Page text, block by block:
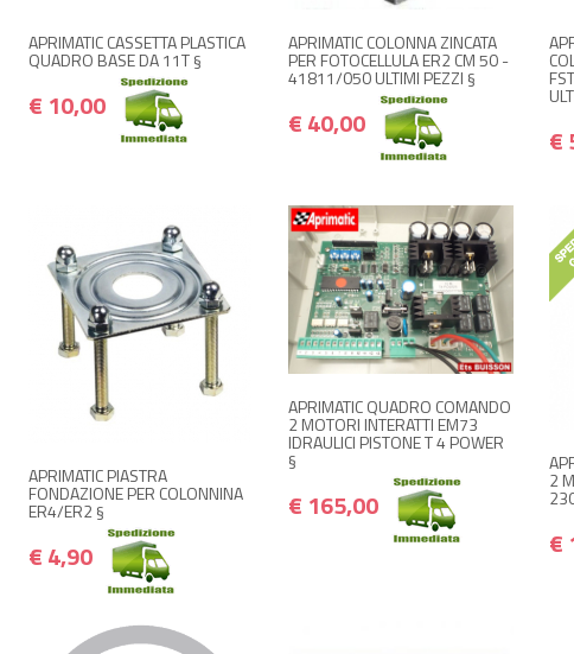
APRIMATIC CASSETTA PLASTICA
QUADRO BASE DA 11T §
€ 10,00
APRIMATIC COLONNA ZINCATA
PER FOTOCELLULA ER2 CM 50 -
41811/050 ULTIMI PEZZI §
€ 40,00 €
€ 4,90
€ 5,88
APRIMATIC PIASTRA
FONDAZIONE PER COLONNINA
ER4/ER2 §
€ 4,90
+ ACQUISTA
APRIMATIC QUADRO COMANDO
2 MOTORI INTERATTI EM73
IDRAULICI PISTONE T 4 POWER
§
€ 165,00
+ ACQUISTA
2
€